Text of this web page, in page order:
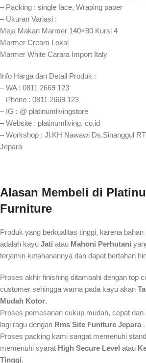
– Packing : single face, Wraping paper
– Ukuran Variasi :
Meja Makan Marmer 140×80 Kursi 4
Marmer Cream Lokal
Marmer White Carara Import Italy
Info Harga dan Detail Produk :
– WA : 0811 2669 123
– Phone : 0811 2669 123
– IG : @ platinumlivingstore
– Website : platinumliving. co,id
– Workshop : Jl.KH Nawawi Ds.Sinanggul
Jepara
Alasan Membeli di
Furniture
Produk yang berkualitas tinggi, karena
adalah kayu Jati atau Mahoni Perhutani
terjamin ketahanannya dan dapat bertahan
Proses akhir finishing ditambahi dengan top
customer sehingga warna pada kayu akan
Mudah Kotor.
Proses pemesanan cukup mudah, cepat dan
lagi ragu dengan Rms Site Funiture Jepara .
Proses packing kami sangat memenuhi
memenuhi syarat High Secure Level atau
Tinggi.